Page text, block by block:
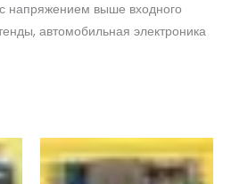
напряжением выше входного
автомобильная электроника